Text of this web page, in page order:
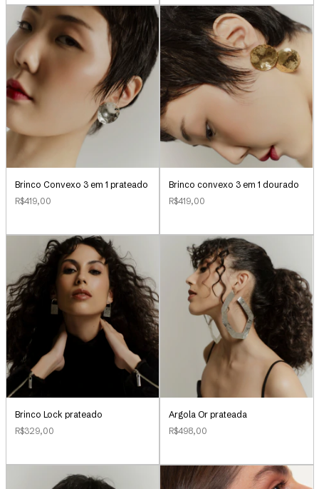
Brinco Convexo 3 em 1 prateado
R$419,00
Brinco convexo 3 em 1 dourado
R$419,00
Brinco Lock prateado
R$329,00
Argola Or prateada
R$498,00